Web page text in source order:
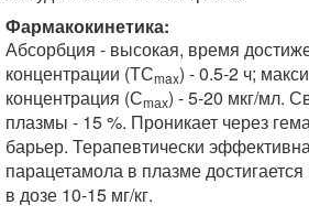
Фармакокинетика:
Абсорбция - высокая, время
концентрации (ТСmax) - 0.5-2 ч;
концентрация (Сmах) - 5-20 мкг/мл.
плазмы - 15 %. Проникает через
барьер. Терапевтически
парацетамола в плазме
в дозе 10-15 мг/кг.